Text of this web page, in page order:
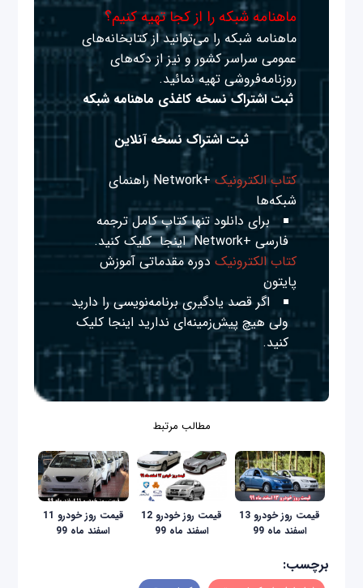
ماهنامه شبکه را از کجا تهیه کنیم؟
ماهنامه شبکه را می‌توانید از کتابخانه‌های
عمومی سراسر کشور و نیز از دکه‌های
روزنامه‌فروشی تهیه نمائید.
ثبت اشتراک نسخه کاغذی ماهنامه شبکه
ثبت اشتراک نسخه آنلاین
کتاب الکترونیک
+Network راهنمای
شبکه‌ها
برای دانلود تنها کتاب کامل ترجمه
فارسی +Network
اینجا کلیک کنید.
کتاب الکترونیک دوره مقدماتی آموزش
پایتون
اگر قصد یادگیری برنامه‌نویسی را دارید
ولی هیچ پیش‌زمینه‌ای نداریداینجا کلیک
کنید.
مطالب مرتبط
قیمت روز خودرو 13
اسفند ماه 99
قیمت روز خودرو 12
اسفند ماه 99
قیمت روز خودرو 11
اسفند ماه 99
برچسب: